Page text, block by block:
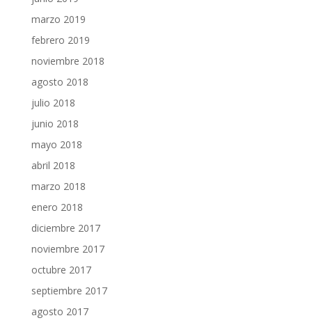
marzo 2019
febrero 2019
noviembre 2018
agosto 2018
julio 2018
junio 2018
mayo 2018
abril 2018
marzo 2018
enero 2018
diciembre 2017
noviembre 2017
octubre 2017
septiembre 2017
agosto 2017